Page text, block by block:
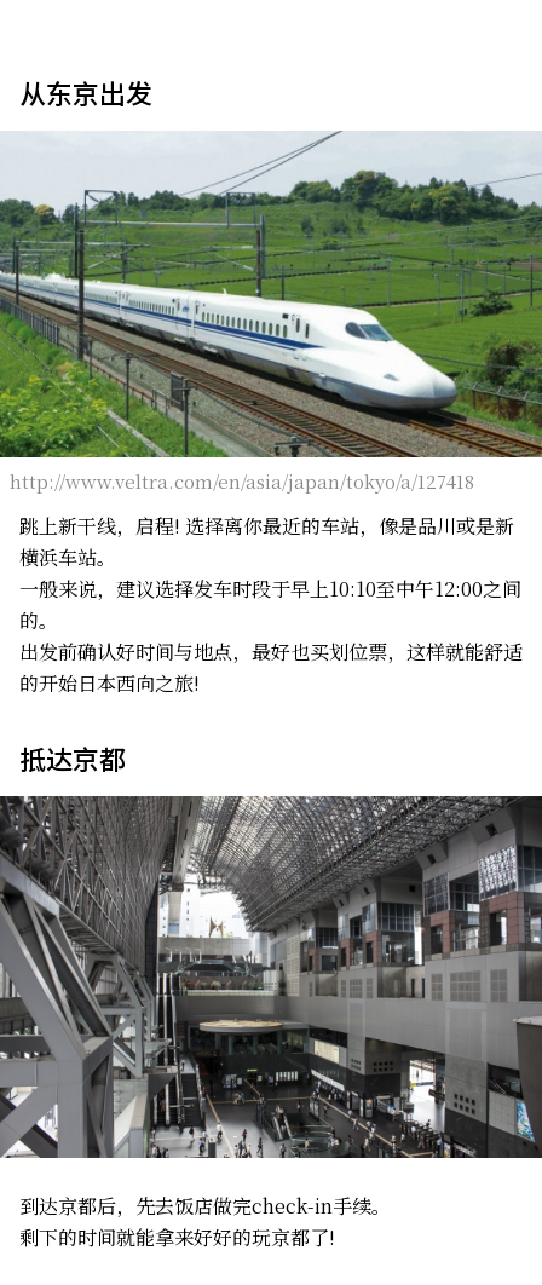
从东京出发
http://www.veltra.com/en/asia/japan/tokyo/a/127418
跳上新干线，启程! 选择离你最近的车站，像是品川或是新
横浜车站。
一般来说，建议选择发车时段于早上10:10至中午12:00之间
的。
出发前确认好时间与地点，最好也买划位票，这样就能舒适
的开始日本西向之旅!
抵达京都
到达京都后，先去饭店做完check-in手续。
剩下的时间就能拿来好好的玩京都了!